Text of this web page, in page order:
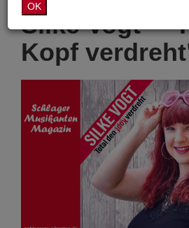
Silke Vogt -
Kopf
OK